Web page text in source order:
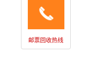
邮票回收热线